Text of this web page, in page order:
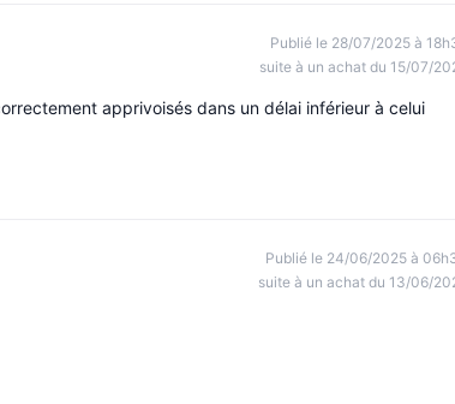
Publié le 28/07/2025 à
suite à un achat du 15/07/
apprivoisés dans un délai inférieur à celui
Publié le 24/06/2025 à
suite à un achat du 13/06/